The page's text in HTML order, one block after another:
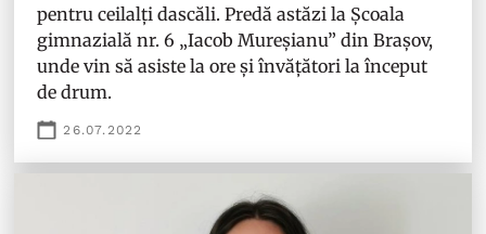
pentru ceilalți dascăli. Predă astăzi la Școala
gimnazială nr. 6 „Iacob Mureșianu” din Brașov,
unde vin să asiste la ore și învățători la început
de drum.
26.07.2022